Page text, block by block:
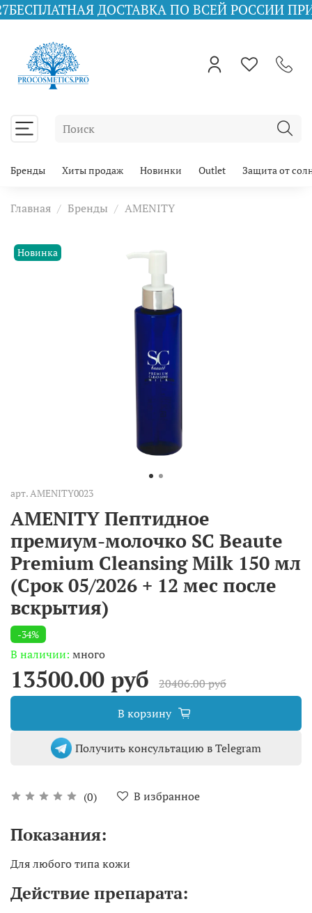
ДОСТАВКА ПО ВСЕЙ РОССИИ ПРИ ЗАКАЗЕ
Бренды Хиты продаж Новинки Outlet Защита от
Главная Бренды AMENITY
Новинка
арт.AMENITY0023
AMENITY Пептидное
премиум-молочко SC Beaute
Premium Cleansing Milk 150 мл
(Срок 05/2026 + 12 мес после
вскрытия)
(0) В избранное
-34%
В наличии: много
13500.00 руб
20406.00 руб
В корзину
Получить консультацию в Telegram
Показания:
Для любого типа кожи
Действие препарата: